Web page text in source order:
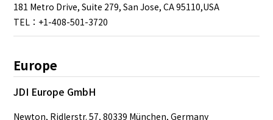
181 Metro Drive, Suite 279, San Jose, CA 95110,USA
TEL：+1-408-501-3720
Europe
JDI Europe GmbH
Newton, Ridlerstr. 57, 80339 München, Germany